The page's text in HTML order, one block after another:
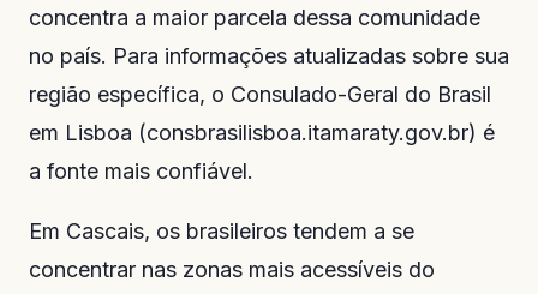
concentra a maior parcela dessa comunidade
no país. Para informações atualizadas sobre sua
região específica, o Consulado-Geral do Brasil
em Lisboa (consbrasilisboa.itamaraty.gov.br) é
a fonte mais confiável.
Em Cascais, os brasileiros tendem a se
concentrar nas zonas mais acessíveis do